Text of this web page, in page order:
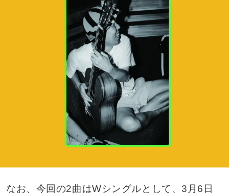
なお、今回の2曲はWシングルとして、3月6日